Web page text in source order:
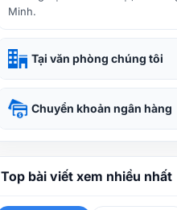
Minh.
Tại văn phòng chúng tôi
Chuyển khoản ngân hàng
Top bài viết xem nhiều nhất